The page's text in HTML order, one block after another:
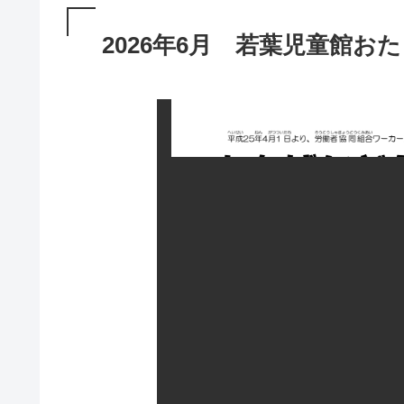
2026年6月 若葉児童館お